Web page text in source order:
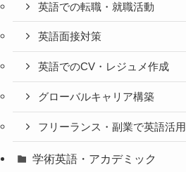
英語での転職・就職活動
英語面接対策
英語でのCV・レジュメ作成
グローバルキャリア構築
フリーランス・副業で英語活用
学術英語・アカデミック